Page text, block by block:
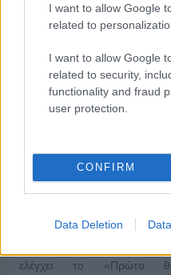
I want to allow Google
related to
I want to allow Google
related to security,
functionality and fraud
user protection.
CONFIRM
Data Deletion
Αποσύρει το ενδιαφέρον
ελέγχει το «Πρώτο